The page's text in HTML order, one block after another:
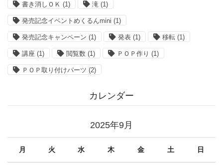
書き消しＯＫ (1) 滝 (1)
発売記念イベントめくるんmini (1)
発売記念キャンペーン (1) 発表 (1) 移転 (1)
講座 (1) 閲覧数 (1) ＰＯＰ作り (1)
ＰＯＰ取り付けパーツ (2)
カレンダー
2025年9月
月 火 水 木 金 土 日